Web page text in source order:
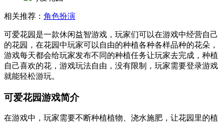
相关推荐： 角色扮演
可爱花园是一款休闲益智游戏，玩家们可以在游戏中经营自己
的花园，在花园中玩家可以自由的种植各种各样品种的花朵，
游戏每天都会给玩家发布不同的种植任务让玩家去完成，种植
自己喜欢的花，游戏玩法自由，没有限制，玩家需要登录游戏
就能轻松游玩。
可爱花园游戏简介
在游戏中，玩家需要不断种植植物、浇水施肥，让花园里的植